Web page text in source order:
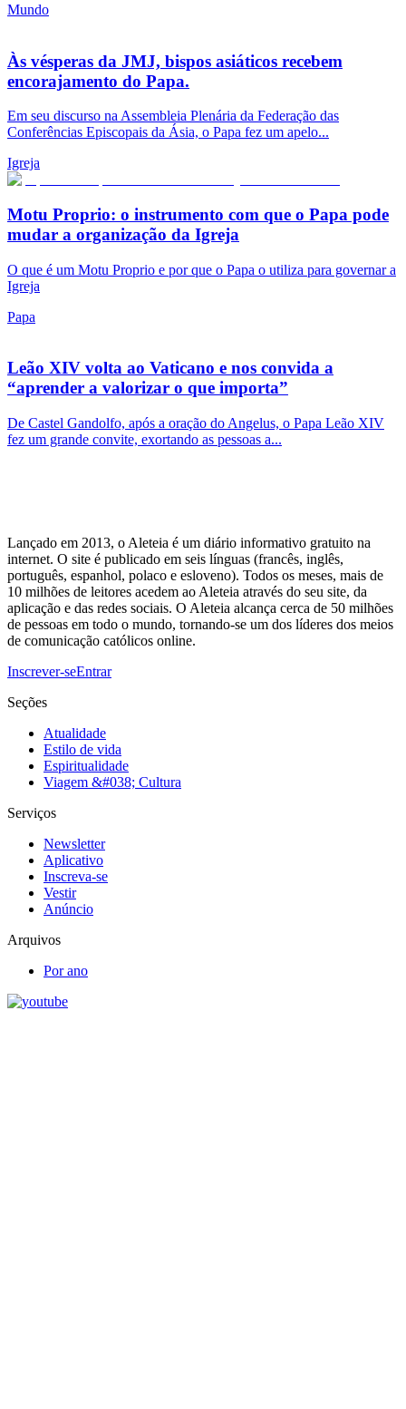
Mundo
Às vésperas da JMJ, bispos asiáticos recebem
encorajamento do Papa.
Em seu discurso na Assembleia Plenária da Federação das
Conferências Episcopais da Ásia, o Papa fez um apelo...
Igreja
Motu Proprio: o instrumento com que o Papa pode
mudar a organização da Igreja
O que é um Motu Proprio e por que o Papa o utiliza para governar a
Igreja
Papa
Leão XIV volta ao Vaticano e nos convida a
“aprender a valorizar o que importa”
De Castel Gandolfo, após a oração do Angelus, o Papa Leão XIV
fez um grande convite, exortando as pessoas a...
Lançado em 2013, o Aleteia é um diário informativo gratuito na
internet. O site é publicado em seis línguas (francês, inglês,
português, espanhol, polaco e esloveno). Todos os meses, mais de
10 milhões de leitores acedem ao Aleteia através do seu site, da
aplicação e das redes sociais. O Aleteia alcança cerca de 50 milhões
de pessoas em todo o mundo, tornando-se um dos líderes dos meios
de comunicação católicos online.
Inscrever-seEntrar
Seções
Atualidade
Estilo de vida
Espiritualidade
Viagem &#038; Cultura
Serviços
Newsletter
Aplicativo
Inscreva-se
Vestir
Anúncio
Arquivos
Por ano